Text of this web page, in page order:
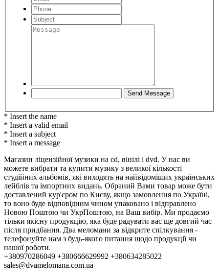
* Insert the name
* Insert a valid email
* Insert a subject
* Insert a message
Магазин ліцензійної музики на cd, вінілі і dvd. У нас ви
можете вибрати та купити музику з великої кількості
студійних альбомів, які виходять на найвідоміших українських
лейблів та імпортних видань. Обраний Вами товар може бути
доставлений кур'єром по Києву, якщо замовлення по Україні,
то воно буде відповідним чином упаковано і відправлено
Новою Поштою чи УкрПоштою, на Ваш вибір. Ми продаємо
тільки якісну продукцію, яка буде радувати вас ще довгий час
після придбання. Два меломани за відкрите спілкування -
телефонуйте нам з будь-якого питання щодо продукції чи
нашої роботи.
+380970286049 +380666629992 +380634285022
sales@dvamelomana.com.ua